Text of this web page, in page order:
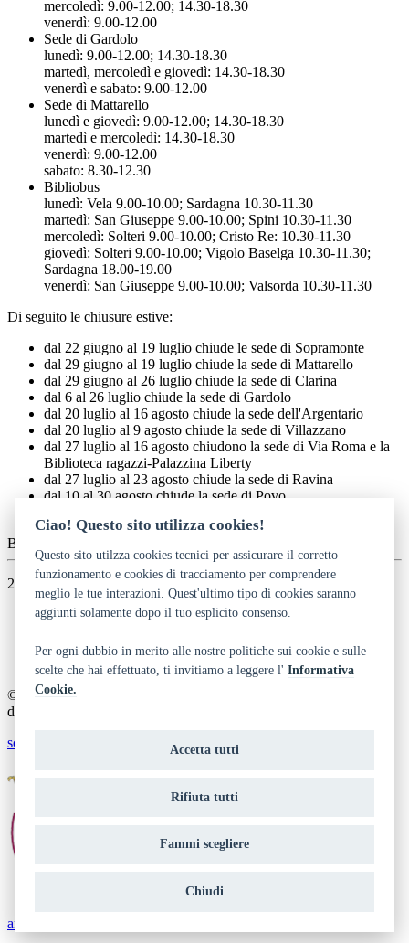
mercoledì: 9.00-12.00; 14.30-18.30
venerdì: 9.00-12.00
Sede di Gardolo
lunedì: 9.00-12.00; 14.30-18.30
martedì, mercoledì e giovedì: 14.30-18.30
venerdì e sabato: 9.00-12.00
Sede di Mattarello
lunedì e giovedì: 9.00-12.00; 14.30-18.30
martedì e mercoledì: 14.30-18.30
venerdì: 9.00-12.00
sabato: 8.30-12.30
Bibliobus
lunedì: Vela 9.00-10.00; Sardagna 10.30-11.30
martedì: San Giuseppe 9.00-10.00; Spini 10.30-11.30
mercoledì: Solteri 9.00-10.00; Cristo Re: 10.30-11.30
giovedì: Solteri 9.00-10.00; Vigolo Baselga 10.30-11.30;
Sardagna 18.00-19.00
venerdì: San Giuseppe 9.00-10.00; Valsorda 10.30-11.30
Di seguito le chiusure estive:
dal 22 giugno al 19 luglio chiude le sede di Sopramonte
dal 29 giugno al 19 luglio chiude la sede di Mattarello
dal 29 giugno al 26 luglio chiude la sede di Clarina
dal 6 al 26 luglio chiude la sede di Gardolo
dal 20 luglio al 16 agosto chiude la sede dell'Argentario
dal 20 luglio al 9 agosto chiude la sede di Villazzano
dal 27 luglio al 16 agosto chiudono la sede di Via Roma e la
Biblioteca ragazzi-Palazzina Liberty
dal 27 luglio al 23 agosto chiude la sede di Ravina
dal 10 al 30 agosto chiude la sede di Povo
Biblioteca comunale di Trento
27/05/2026
Dichiarazione di accessibilità
Note legali e crediti
Art Bonus
© 2014 - 2026 TrentinoCultura - Ideazione e coordinamento a cura
del Dipartimento Cultura, Turismo, Promozione e Sport
scrivi alla redazione
aree riservate operatori
Ciao! Questo sito utilizza cookies!
Questo sito utilzza cookies tecnici per assicurare il corretto
funzionamento e cookies di tracciamento per comprendere
meglio le tue interazioni. Quest'ultimo tipo di cookies saranno
aggiunti solamente dopo il tuo esplicito consenso.
Per ogni dubbio in merito alle nostre politiche sui cookie e sulle
scelte che hai effettuato, ti invitiamo a leggere l'Informativa
Cookie.
Accetta tutti
Rifiuta tutti
Fammi scegliere
Chiudi